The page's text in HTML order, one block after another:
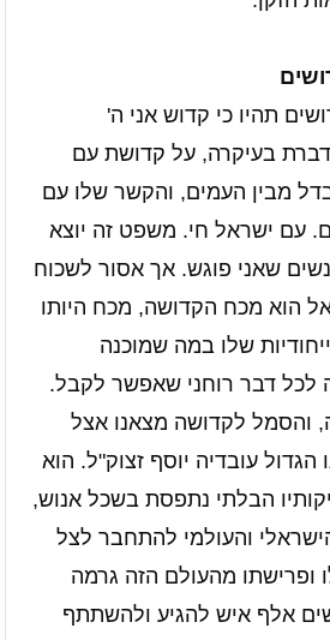
תהיו כי קדוש אני ה'
בעיקרה, על קדושת עם
מבין העמים, והקשר שלו עם
עם ישראל חי. משפט זה יוצא
שאני פוגש. אך אסור לשכוח
הוא מכח הקדושה, מכח היותו
שלו במה שמוכנה
דבר רוחני שאפשר לקבל.
והסמל לקדושה מצאנו אצל
הגדול עובדיה יוסף זצוק"ל. הוא
הבלתי נתפסת בשכל אנוש,
והעולמי להתחבר לצל
ופרישתו מהעולם הזה גרמה
אלף איש להגיע ולהשתתף